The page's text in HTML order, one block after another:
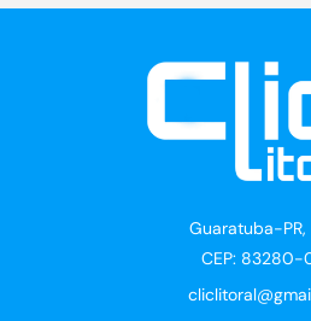
Guaratuba-PR,
CEP: